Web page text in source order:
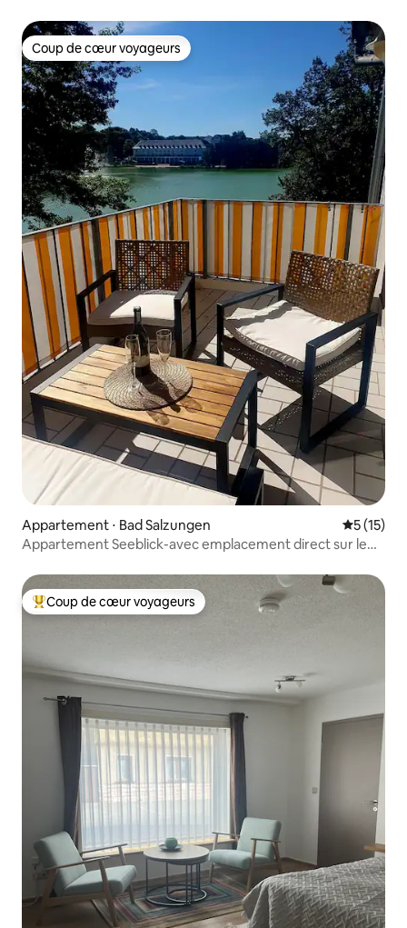
Coup de cœur voyageurs
Coup de cœur voyageurs
Appartement ⋅ Bad Salzungen
5 (15)
Appartement Seeblick-avec emplacement direct sur le
Coups de cœur voyageurs les plus appréciés
Coup de cœur voyageurs